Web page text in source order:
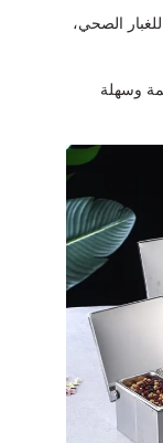
الصحي،
وسهلة